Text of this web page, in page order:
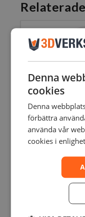
Denna
cookies
Denna
förbättra
använda vår
cookies i